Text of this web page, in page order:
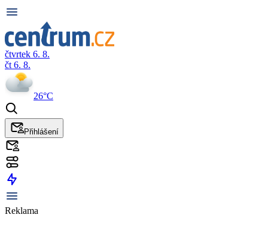
čtvrtek 6. 8.
čt 6. 8.
26°C
Přihlášení
Reklama